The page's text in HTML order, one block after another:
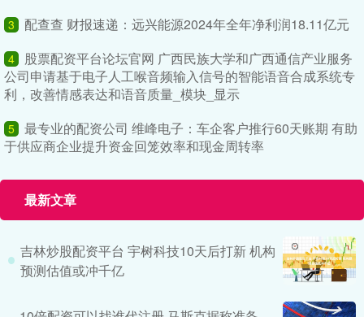
3 配查查 财报速递：远兴能源2024年全年净利润18.11亿元
4
股票配资平台论坛官网 广西民族大学和广西通信产业服务
公司申请基于电子人工喉音频输入信号的智能语音合成系统专
利，改善情感表达和语音质量_模块_显示
5 最专业的配资公司 维峰电子：车企客户推行60天账期 有助
于供应商企业提升资金回笼效率和现金周转率
最新文章
吉林炒股配资平台 宇树科技10天后打新 机构
预测估值或冲千亿